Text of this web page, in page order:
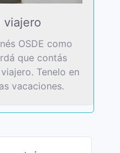
viajero
OSDE como
que contás
Tenelo en
vacaciones.